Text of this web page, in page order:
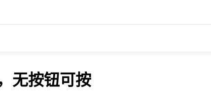
混合云
有效的多云存储策略依赖于利用能在不同环境
无按钮可按